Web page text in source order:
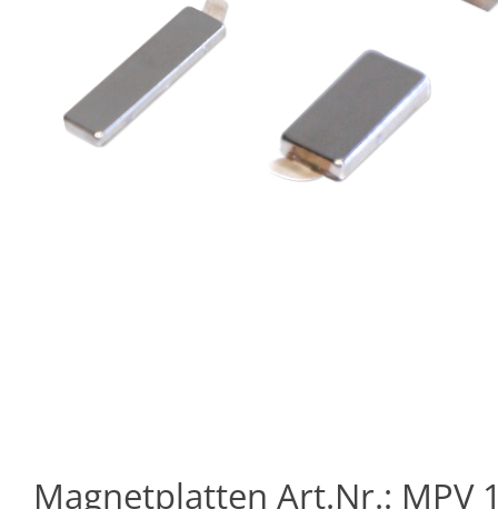
Magnetplatten Art.Nr.: MPV